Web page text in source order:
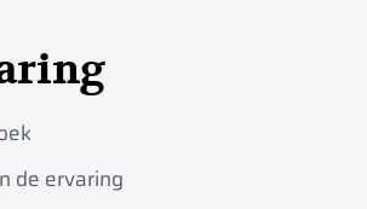
de ervaring